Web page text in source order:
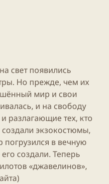
свет появились
Но прежде, чем их
мир и свои
и на свободу
тех, кто
экзокостюмы,
в вечную
создали. Теперь
«джавелинов»,